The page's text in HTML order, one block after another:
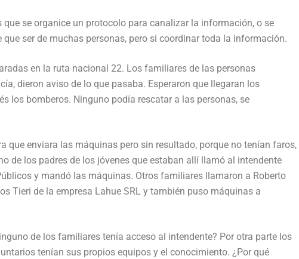
se organice un protocolo para canalizar la información, o se
ser de muchas personas, pero si coordinar toda la información.
en la ruta nacional 22. Los familiares de las personas
dieron aviso de lo que pasaba. Esperaron que llegaran los
los bomberos. Ninguno podía rescatar a las personas, se
que enviara las máquinas pero sin resultado, porque no tenían faros,
de los padres de los jóvenes que estaban allí llamó al intendente
y mandó las máquinas. Otros familiares llamaron a Roberto
Tieri de la empresa Lahue SRL y también puso máquinas a
de los familiares tenía acceso al intendente? Por otra parte los
tenían sus propios equipos y el conocimiento. ¿Por qué